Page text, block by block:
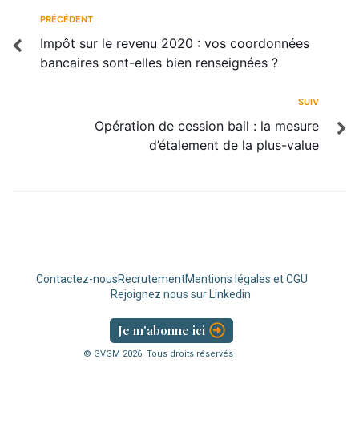
PRÉCÉDENT
Impôt sur le revenu 2020 : vos coordonnées
bancaires sont-elles bien renseignées ?
SUIV
Opération de cession bail : la mesure
d’étalement de la plus-value
Contactez-nousRecrutementMentions légales et CGU
Rejoignez nous sur Linkedin
Je m'abonne ici
© GVGM 2026. Tous droits réservés